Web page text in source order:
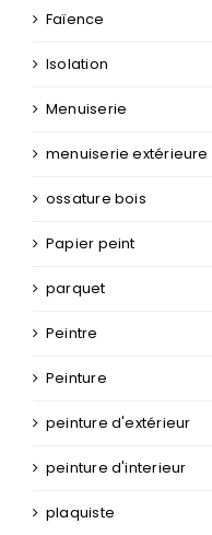
Faïence
Isolation
Menuiserie
menuiserie extérieure
ossature bois
Papier peint
parquet
Peintre
Peinture
peinture d'extérieur
peinture d'interieur
plaquiste